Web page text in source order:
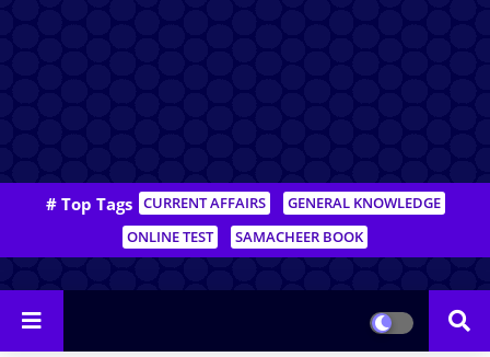
# Top Tags CURRENT AFFAIRS
GENERAL KNOWLEDGE
ONLINE TEST
SAMACHEER BOOK